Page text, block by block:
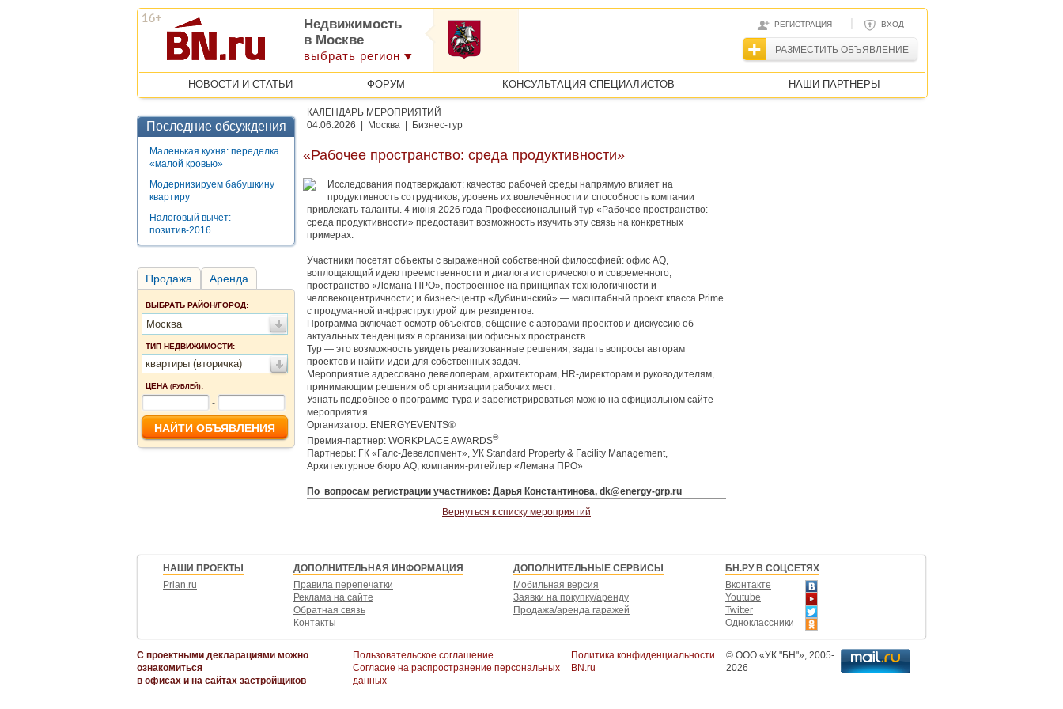
РЕГИСТРАЦИЯ | ВХОД
РАЗМЕСТИТЬ ОБЪЯВЛЕНИЕ
Недвижимость
в Москве
выбрать регион
НОВОСТИ И СТАТЬИ ФОРУМ КОНСУЛЬТАЦИЯ СПЕЦИАЛИСТОВ НАШИ ПАРТНЕРЫ
Последние обсуждения
Маленькая кухня: переделка
«малой кровью»
Модернизируем бабушкину
квартиру
Налоговый вычет:
позитив-2016
Продажа Аренда
ВЫБРАТЬ РАЙОН/ГОРОД:
Москва
ТИП НЕДВИЖИМОСТИ:
квартиры (вторичка)
ЦЕНА (РУБЛЕЙ):
-
КАЛЕНДАРЬ МЕРОПРИЯТИЙ
04.06.2026 | Москва | Бизнес-тур
«Рабочее пространство: среда продуктивности»
Исследования подтверждают: качество рабочей среды напрямую влияет на
продуктивность сотрудников, уровень их вовлечённости и способность компании
привлекать таланты. 4 июня 2026 года Профессиональный тур «Рабочее пространство:
среда продуктивности» предоставит возможность изучить эту связь на конкретных
примерах.
Участники посетят объекты с выраженной собственной философией: офис AQ,
воплощающий идею преемственности и диалога исторического и современного;
пространство «Лемана ПРО», построенное на принципах технологичности и
человекоцентричности; и бизнес-центр «Дубининский» — масштабный проект класса Prime
с продуманной инфраструктурой для резидентов.
Программа включает осмотр объектов, общение с авторами проектов и дискуссию об
актуальных тенденциях в организации офисных пространств.
Тур — это возможность увидеть реализованные решения, задать вопросы авторам
проектов и найти идеи для собственных задач.
Мероприятие адресовано девелоперам, архитекторам, HR-директорам и руководителям,
принимающим решения об организации рабочих мест.
Узнать подробнее о программе тура и зарегистрироваться можно на официальном сайте
мероприятия.
Организатор: ENERGYEVENTS®
Премия-партнер: WORKPLACE AWARDS®
Партнеры: ГК «Галс-Девелопмент», УК Standard Property & Facility Management,
Архитектурное бюро AQ, компания-ритейлер «Лемана ПРО»
По вопросам регистрации участников: Дарья Константинова, dk@energy-grp.ru
Вернуться к списку мероприятий
НАШИ ПРОЕКТЫ
Prian.ru
ДОПОЛНИТЕЛЬНАЯ ИНФОРМАЦИЯ
Правила перепечатки
Реклама на сайте
Обратная связь
Контакты
ДОПОЛНИТЕЛЬНЫЕ СЕРВИСЫ
Мобильная версия
Заявки на покупку/аренду
Продажа/аренда гаражей
БН.РУ В СОЦСЕТЯХ
Вконтакте
Youtube
Twitter
Одноклассники
С проектными декларациями можно
ознакомиться
в офисах и на сайтах застройщиков
Пользовательское соглашение
Согласие на распространение персональных
данных
Политика конфиденциальности
BN.ru
© ООО «УК "БН"», 2005-
2026